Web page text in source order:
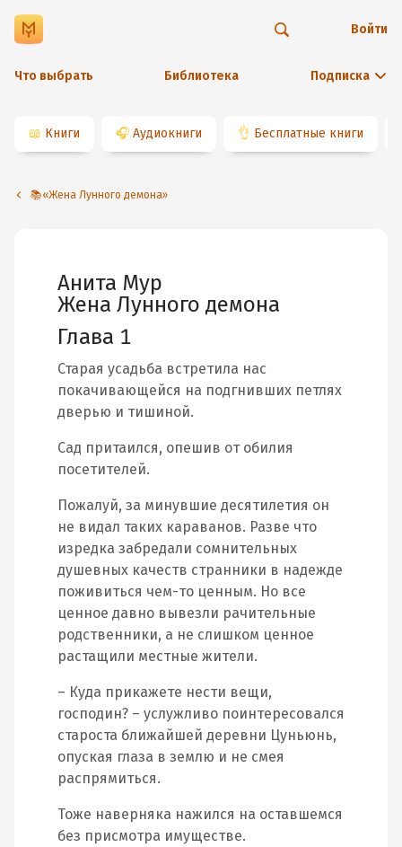
Что выбрать Библиотека Подписка
Войти
📖 Книги 🎧 Аудиокниги 👌 Бесплатные книги
📚«Жена Лунного демона»
Анита Мур
Жена Лунного демона
Глава 1
Старая усадьба встретила нас
покачивающейся на подгнивших петлях
дверью и тишиной.
Сад притаился, опешив от обилия
посетителей.
Пожалуй, за минувшие десятилетия он
не видал таких караванов. Разве что
изредка забредали сомнительных
душевных качеств странники в надежде
поживиться чем-то ценным. Но все
ценное давно вывезли рачительные
родственники, а не слишком ценное
растащили местные жители.
– Куда прикажете нести вещи,
господин? – услужливо поинтересовался
староста ближайшей деревни Цуньюнь,
опуская глаза в землю и не смея
распрямиться.
Тоже наверняка нажился на оставшемся
без присмотра имуществе.